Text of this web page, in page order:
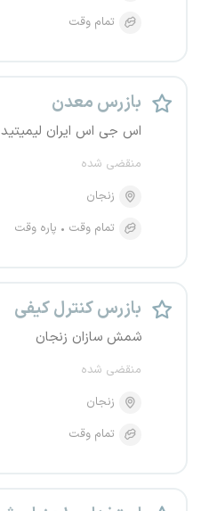
تمام وقت
بازرس معدن
اس جی اس ایران لیمیتید
منقضی شده
زنجان
تمام وقت
پاره وقت
بازرس کنترل کیفی
شمش سازان زنجان
منقضی شده
زنجان
تمام وقت